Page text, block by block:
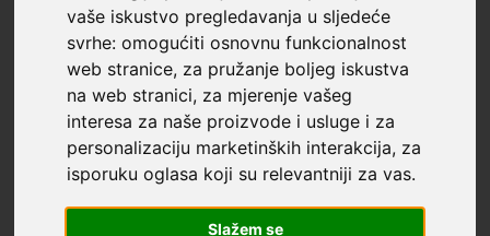
vaše iskustvo pregledavanja u sljedeće
svrhe:omogućiti osnovnu funkcionalnost
web stranice, za pružanje boljeg iskustva
na web stranici, za mjerenje vašeg
interesa za naše proizvode i usluge i za
personalizaciju marketinških interakcija, za
isporuku oglasa koji su relevantniji za vas.
Slažem se